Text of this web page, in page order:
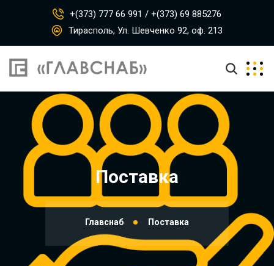
+(373) 777 66 991 / +(373) 69 885276
Тирасполь, Ул. Шевченко 92, оф. 213
Поставка
Главснаб Поставка